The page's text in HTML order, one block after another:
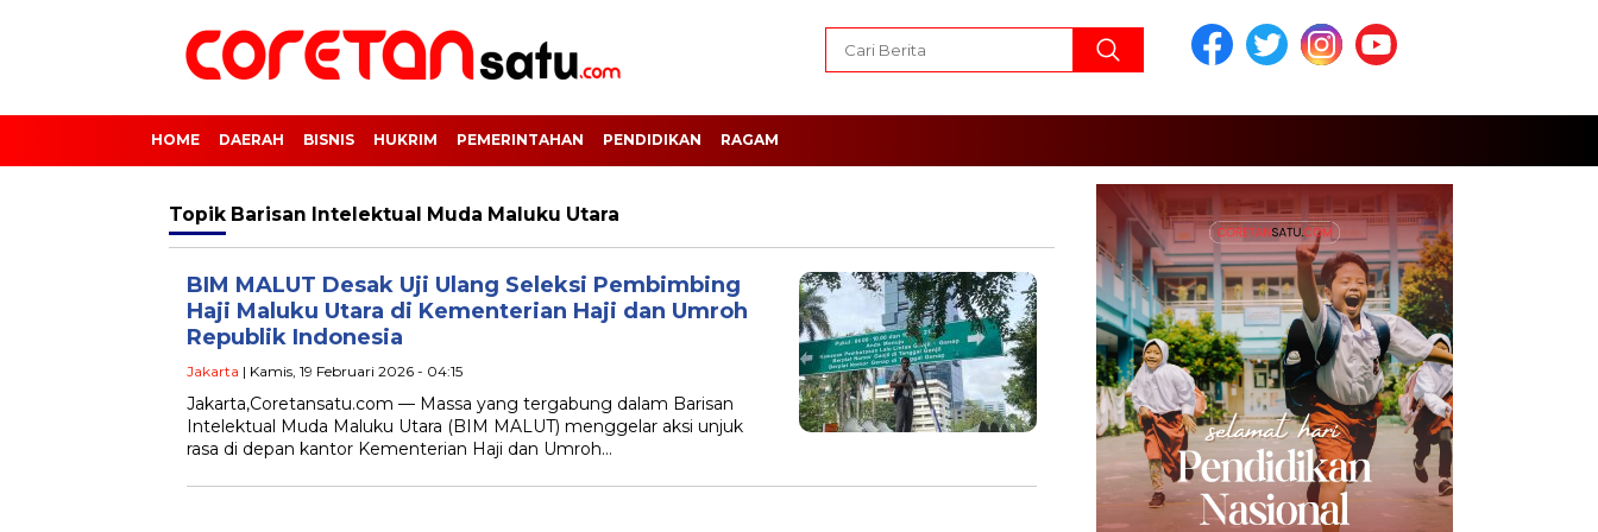
HOME DAERAH BISNIS HUKRIM PEMERINTAHAN PENDIDIKAN RAGAM
Topik Barisan Intelektual Muda Maluku Utara
BIM MALUT Desak Uji Ulang Seleksi Pembimbing
Haji Maluku Utara di Kementerian Haji dan Umroh
Republik Indonesia
Jakarta | Kamis, 19 Februari 2026 - 04:15
Jakarta,Coretansatu.com — Massa yang tergabung dalam Barisan
Intelektual Muda Maluku Utara (BIM MALUT) menggelar aksi unjuk
rasa di depan kantor Kementerian Haji dan Umroh…